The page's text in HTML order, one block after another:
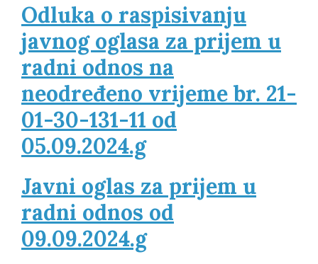
Odluka o raspisivanju
javnog oglasa za prijem u
radni odnos na
neodređeno vrijeme br. 21-
01-30-131-11 od
05.09.2024.g
Javni oglas za prijem u
radni odnos od
09.09.2024.g